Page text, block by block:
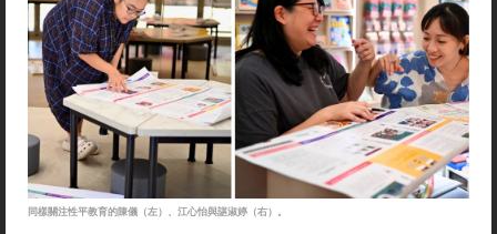
同樣關注性平教育的陳儀（左）、江心怡與諶淑婷（右）。